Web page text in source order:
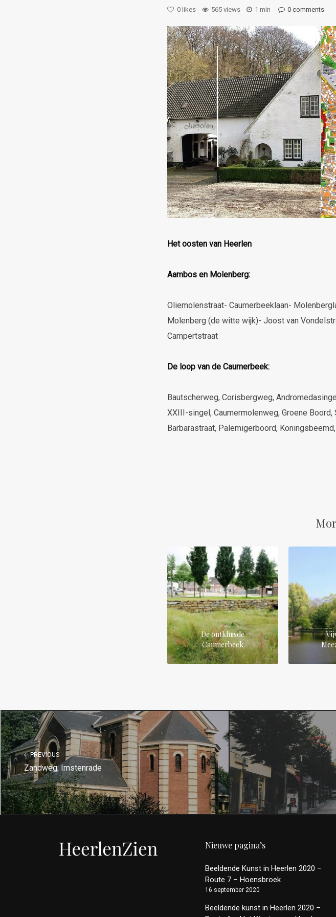
0 likes 565 views 1 min 0 comments
Het oosten van Heerlen
Aambos en Molenberg:
Oliemolenstraat- Caumerbeeklaan-
Molenberg (de witte wijk)- Joost van
Campertstraat
De loop van de Caumerbeek:
Bautscherweg, Corisbergweg,
XXIII-singel, Caumermolenweg, Groene
Barbarastraat, Palemigerboord,
De ontkluisde
Caumerbeek
PREVIOUS
Zandweg; Imstenrade
Nieuwe pagina’s
Beeldende Kunst in Heerlen 2020 –
Route 7 – Hoensbroek
16 september 2020
Beeldende kunst in Heerlen 2020 –